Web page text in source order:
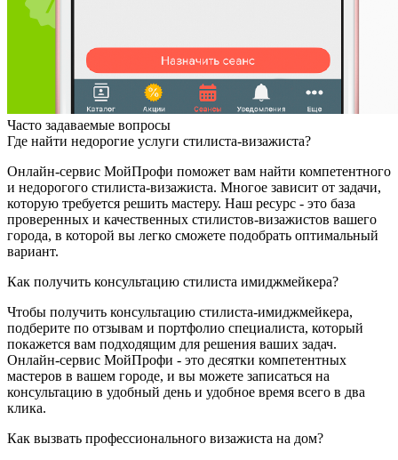
Часто задаваемые вопросы
Где найти недорогие услуги стилиста-визажиста?
Онлайн-сервис МойПрофи поможет вам найти компетентного
и недорогого стилиста-визажиста. Многое зависит от задачи,
которую требуется решить мастеру. Наш ресурс - это база
проверенных и качественных стилистов-визажистов вашего
города, в которой вы легко сможете подобрать оптимальный
вариант.
Как получить консультацию стилиста имиджмейкера?
Чтобы получить консультацию стилиста-имиджмейкера,
подберите по отзывам и портфолио специалиста, который
покажется вам подходящим для решения ваших задач.
Онлайн-сервис МойПрофи - это десятки компетентных
мастеров в вашем городе, и вы можете записаться на
консультацию в удобный день и удобное время всего в два
клика.
Как вызвать профессионального визажиста на дом?